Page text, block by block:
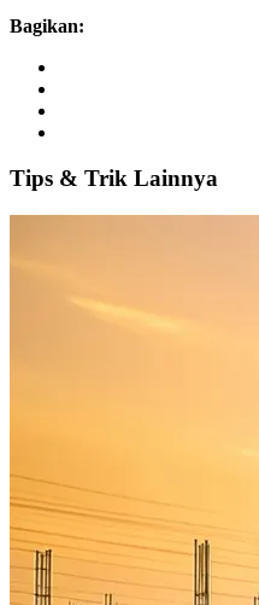
Bagikan:
Tips & Trik Lainnya